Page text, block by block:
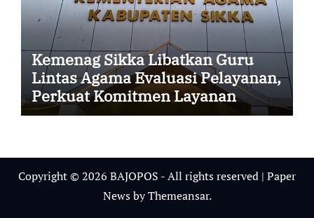
Kemenag Sikka Libatkan Guru
Lintas Agama Evaluasi Pelayanan,
Perkuat Komitmen Layanan
Profesional dan Humanis
Copyright © 2026 BAJOPOS - All rights reserved | Paper
NewsbyThemeansar.